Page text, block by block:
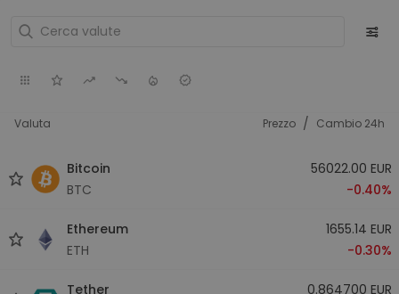
Valuta Prezzo / Cambio 24h
Bitcoin
BTC
56022.00 EUR
-0.40%
Ethereum
ETH
1655.14 EUR
-0.30%
Tether
0.864700 EUR